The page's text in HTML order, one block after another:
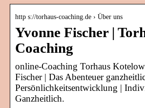
http s://torhaus-coaching.de › Über uns
Yvonne Fischer |
Coaching
online-Coaching Torhaus
Fischer | Das Abenteuer
Persönlichkeitsentwicklung |
Ganzheitlich.